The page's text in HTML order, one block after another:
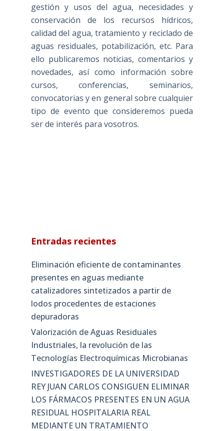
gestión y usos del agua, necesidades y
conservación de los recursos hídricos,
calidad del agua, tratamiento y reciclado de
aguas residuales, potabilización, etc. Para
ello publicaremos noticias, comentarios y
novedades, así como información sobre
cursos, conferencias, seminarios,
convocatorias y en general sobre cualquier
tipo de evento que consideremos pueda
ser de interés para vosotros.
Entradas recientes
Eliminación eficiente de contaminantes
presentes en aguas mediante
catalizadores sintetizados a partir de
lodos procedentes de estaciones
depuradoras
Valorización de Aguas Residuales
Industriales, la revolución de las
Tecnologías Electroquímicas Microbianas
INVESTIGADORES DE LA UNIVERSIDAD
REY JUAN CARLOS CONSIGUEN ELIMINAR
LOS FÁRMACOS PRESENTES EN UN AGUA
RESIDUAL HOSPITALARIA REAL
MEDIANTE UN TRATAMIENTO